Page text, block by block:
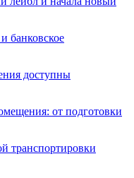
банковское
доступны
от подготовки
транспортировки